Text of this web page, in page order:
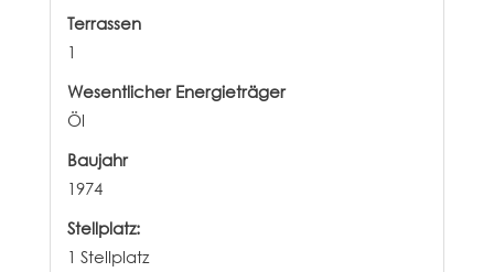
Terrassen
1
Wesentlicher Energieträger
Öl
Baujahr
1974
Stellplatz:
1 Stellplatz